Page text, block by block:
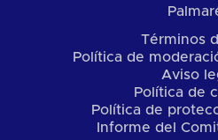
Términos
Política de
Aviso
Política de
Política de
Informe del